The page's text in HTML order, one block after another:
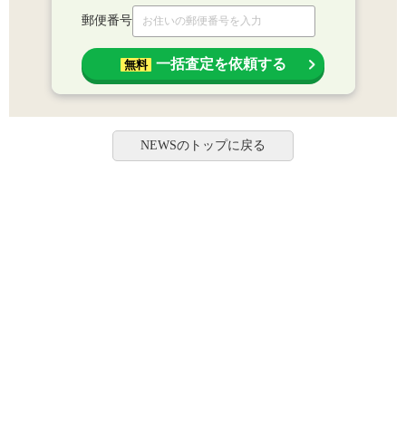
郵便番号
無料 一括査定を依頼する
NEWSのトップに戻る